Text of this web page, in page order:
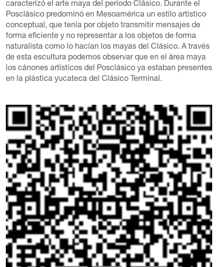
caracterizó el arte maya del periodo Clásico. Durante el
Posclásico predominó en Mesoamérica un estilo artístico
conceptual, que tenía por objeto transmitir mensajes de
forma eficiente y no representar a los objetos de forma
naturalista como lo hacían los mayas del Clásico. A través
de esta escultura podemos observar que en el área maya
los cánones artísticos del Posclásico ya estaban presentes
en la plástica yucateca del Clásico Terminal.